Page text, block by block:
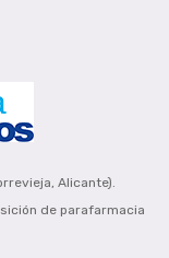
Alicante).
de parafarmacia